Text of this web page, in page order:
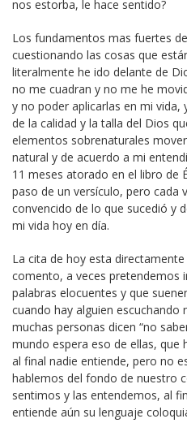
nos estorba, le hace sentido?
Los fundamentos mas fuertes
cuestionando las cosas que
literalmente he ido delante de
no me cuadran y no me he
y no poder aplicarlas en mi vida,
de la calidad y la talla del Dios
elementos sobrenaturales
natural y de acuerdo a mi
11 meses atorado en el libro de
paso de un versículo, pero cada
convencido de lo que sucedió y
mi vida hoy en día.
La cita de hoy esta
comento, a veces pretendemos
palabras elocuentes y que
cuando hay alguien
muchas personas dicen “no
mundo espera eso de ellas, que
al final nadie entiende, pero no
hablemos del fondo de nuestro
sentimos y las entendemos, al
entiende aún su lenguaje